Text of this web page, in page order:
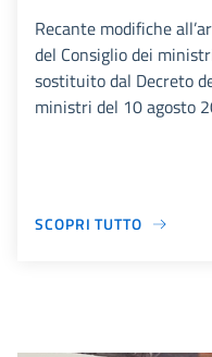
Recante modifiche
del Consiglio dei
sostituito dal Decreto
ministri del 10 agosto
SCOPRI TUTTO